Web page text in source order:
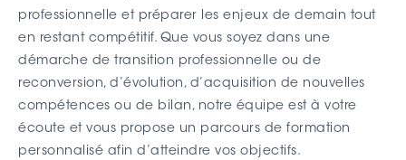
professionnelle et préparer les enjeux de demain tout
en restant compétitif. Que vous soyez dans une
démarche de transition professionnelle ou de
reconversion, d’évolution, d’acquisition de nouvelles
compétences ou de bilan, notre équipe est à votre
écoute et vous propose un parcours de formation
personnalisé afin d’atteindre vos objectifs.